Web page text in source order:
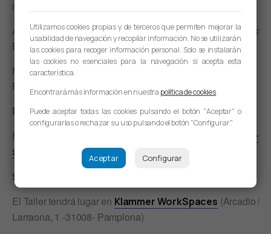
rutinas.
Adoptar y adaptar las rutinas como MODELO “propio” hacia la
EXCELENCIA.
Nuestra Organización MEJORANDO; CADA DÍA, en cada
PROCESO y por cada LÍDER.
Director del Taller
Fernando Torre – Kata Coach de KATA School
www.kata-
school.es
Sede del Taller
El Taller tendrá lugar en Klammer WorkSpaces (Arcadio
Larraona, 1 -31008- Pamplona)
Utilizamos cookies propias y de terceros que permiten mejorar la
usabilidad de navegación y recopilar información. No se utilizarán
las cookies para recoger información personal. Solo se instalarán
las cookies no esenciales para la navegación si acepta esta
característica.
Encontrará más información en nuestra política de cookies.
Puede aceptar todas las cookies pulsando el botón "Aceptar" o
configurarlas o rechazar su uso pulsando el botón "Configurar".
Aceptar Configurar